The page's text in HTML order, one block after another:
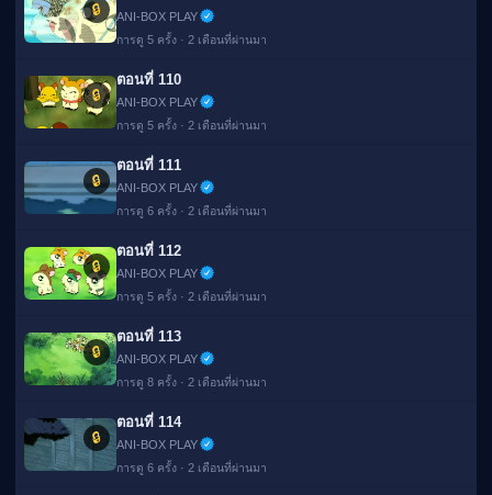
🔒
ANI-BOX PLAY
การดู 5 ครั้ง · 2 เดือนที่ผ่านมา
🔒
ตอนที่ 110
ANI-BOX PLAY
การดู 5 ครั้ง · 2 เดือนที่ผ่านมา
🔒
ตอนที่ 111
ANI-BOX PLAY
การดู 6 ครั้ง · 2 เดือนที่ผ่านมา
🔒
ตอนที่ 112
ANI-BOX PLAY
การดู 5 ครั้ง · 2 เดือนที่ผ่านมา
🔒
ตอนที่ 113
ANI-BOX PLAY
การดู 8 ครั้ง · 2 เดือนที่ผ่านมา
🔒
ตอนที่ 114
ANI-BOX PLAY
การดู 6 ครั้ง · 2 เดือนที่ผ่านมา